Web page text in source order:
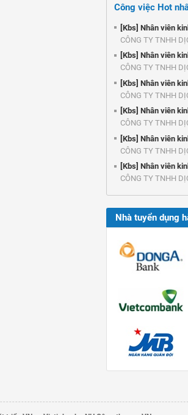
Công việc Hot
[Kbs] Nhân viên
CÔNG TY TNHH
MẠI ...
[Kbs] Nhân viên
CÔNG TY TNHH
MẠI ...
[Kbs] Nhân viên
CÔNG TY TNHH
MẠI ...
[Kbs] Nhân viên
CÔNG TY TNHH
MẠI ...
[Kbs] Nhân viên
CÔNG TY TNHH
MẠI ...
[Kbs] Nhân viên
CÔNG TY TNHH
Nhà tuyển dụng